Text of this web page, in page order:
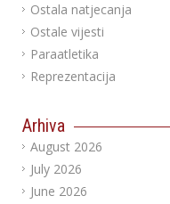
Ostala natjecanja
Ostale vijesti
Paraatletika
Reprezentacija
Arhiva
August 2026
July 2026
June 2026